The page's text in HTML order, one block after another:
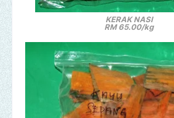
KERAK NASI
RM 65.00/kg